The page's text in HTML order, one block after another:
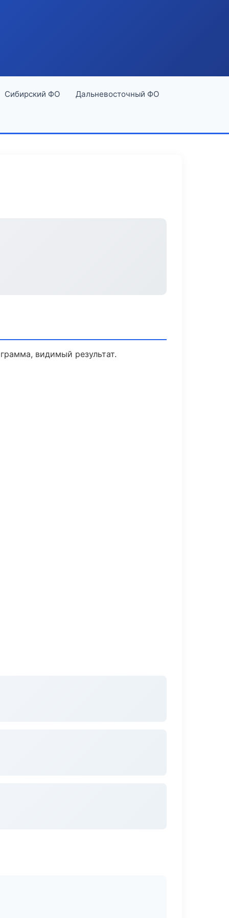
Сибирский ФО Дальневосточный ФО
видимый результат.